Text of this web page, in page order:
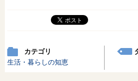
カテゴリ
生活・暮らしの知恵